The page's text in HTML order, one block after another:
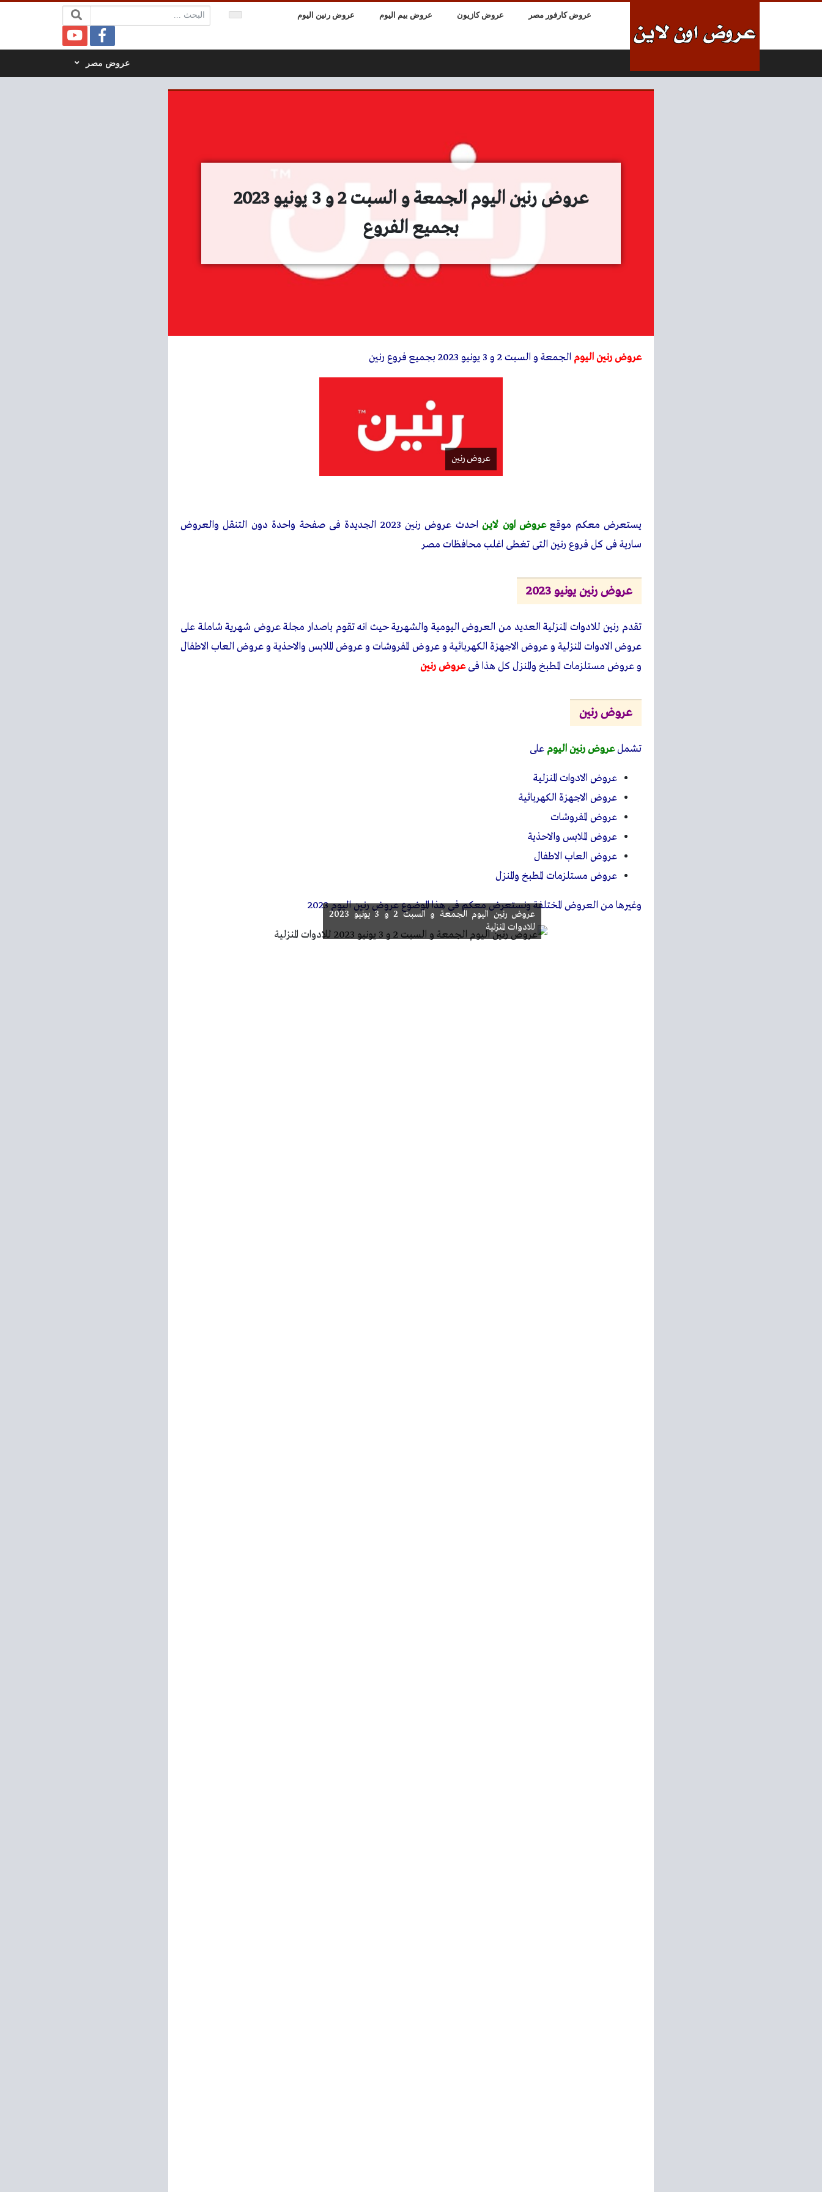
عروض كارفور مصر عروض كازيون عروض بيم اليوم عروض رنين اليوم البحث:
عروض مصر
عروض رنين اليوم الجمعة و السبت 2 و 3 يونيو 2023
بجميع الفروع
عروض رنين اليوم الجمعة و السبت 2 و 3 يونيو 2023 بجميع فروع رنين
عروض رنين
يستعرض معكم موقععروض اون لاين
احدث عروض رنين 2023 الجديدة فى صفحة واحدة دون التنقل والعروض
سارية فى كل فروع رنين التى تغطى اغلب محافظات مصر
عروض رنين يونيو 2023
تقدم رنين للادوات المنزلية العديد من العروض اليومية والشهرية حيث انه تقوم باصدار مجلة عروض شهرية شاملة على
عروض الادوات المنزلية و عروض الاجهزة الكهربائية و عروض المفروشات و عروض الملابس والاحذية و عروض العاب الاطفال
و عروض مستلزمات المطبخ والمنزل كل هذا فىعروض رنين
عروض رنين
تشملعروض رنين اليوم على
عروض الادوات المنزلية
عروض الاجهزة الكهربائية
عروض المفروشات
عروض الملابس والاحذية
عروض العاب الاطفال
عروض مستلزمات المطبخ والمنزل
وغيرها من العروض المختلفة ونستعرض معكم فى هذا الموضوع عروض رنين اليوم 2023
عروض رنين اليوم الجمعة و السبت 2 و 3 يونيو 2023
للادوات المنزلية